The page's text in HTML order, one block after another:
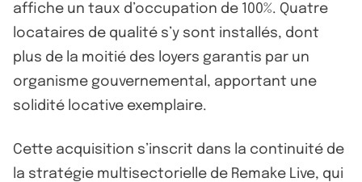
affiche un taux d’occupation de 100%. Quatre
locataires de qualité s’y sont installés, dont
plus de la moitié des loyers garantis par un
organisme gouvernemental, apportant une
solidité locative exemplaire.
Cette acquisition s’inscrit dans la continuité de
la stratégie multisectorielle de Remake Live, qui